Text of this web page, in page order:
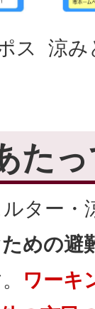
ス
涼み
た
ター・
めの避
ワーキ